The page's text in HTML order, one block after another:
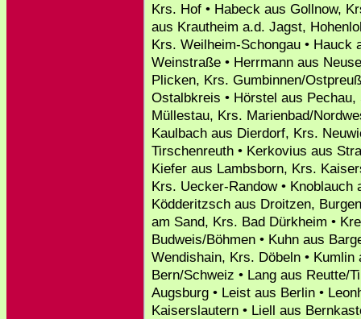
Krs. Hof • Habeck aus Gollnow,
aus Krautheim a.d. Jagst,
Krs. Weilheim-Schongau • Hauck
Weinstraße • Herrmann aus
Plicken, Krs. Gumbinnen/
Ostalbkreis • Hörstel aus
Müllestau, Krs. Marienbad/
Kaulbach aus Dierdorf, Krs.
Tirschenreuth • Kerkovius aus
Kiefer aus Lambsborn, Krs.
Krs. Uecker-Randow • Knoblauch
Ködderitzsch aus Droitzen,
am Sand, Krs. Bad Dürkheim •
Budweis/Böhmen • Kuhn aus
Wendishain, Krs. Döbeln •
Bern/Schweiz • Lang aus Reutte/
Augsburg • Leist aus Berlin •
Kaiserslautern • Liell aus